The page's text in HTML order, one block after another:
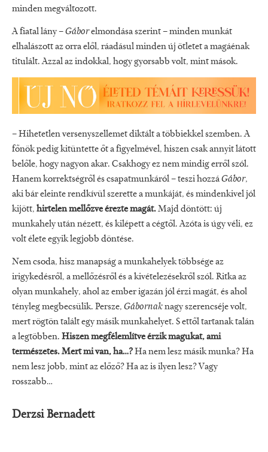
minden megváltozott.
A fiatal lány –Gáborelmondása szerint – minden munkát
elhalászott az orra elől, ráadásul minden új ötletet a magáénak
titulált. Azzal az indokkal, hogy gyorsabb volt, mint mások.
– Hihetetlen versenyszellemet diktált a többiekkel szemben. A
főnök pedig kitüntette őt a figyelmével, hiszen csak annyit látott
belőle, hogy nagyon akar. Csakhogy ez nem mindig erről szól.
Hanem korrektségről és csapatmunkáról – teszi hozzáGábor,
aki bár eleinte rendkívül szerette a munkáját, és mindenkivel jól
kijött, hirtelen mellőzve érezte magát.Majd döntött: új
munkahely után nézett, és kilépett a cégtől. Azóta is úgy véli, ez
volt élete egyik legjobb döntése.
Nem csoda, hisz manapság a munkahelyek többsége az
irigykedésről, a mellőzésről és a kivételezésekről szól. Ritka az
olyan munkahely, ahol az ember igazán jól érzi magát, és ahol
tényleg megbecsülik. Persze, Gábornaknagy szerencséje volt,
mert rögtön talált egy másik munkahelyet. S ettől tartanak talán
a legtöbben. Hiszen megfélemlítve érzik magukat, ami
természetes. Mert mi van, ha…?Ha nem lesz másik munka? Ha
nem lesz jobb, mint az előző? Ha az is ilyen lesz? Vagy
rosszabb…
Derzsi Bernadett